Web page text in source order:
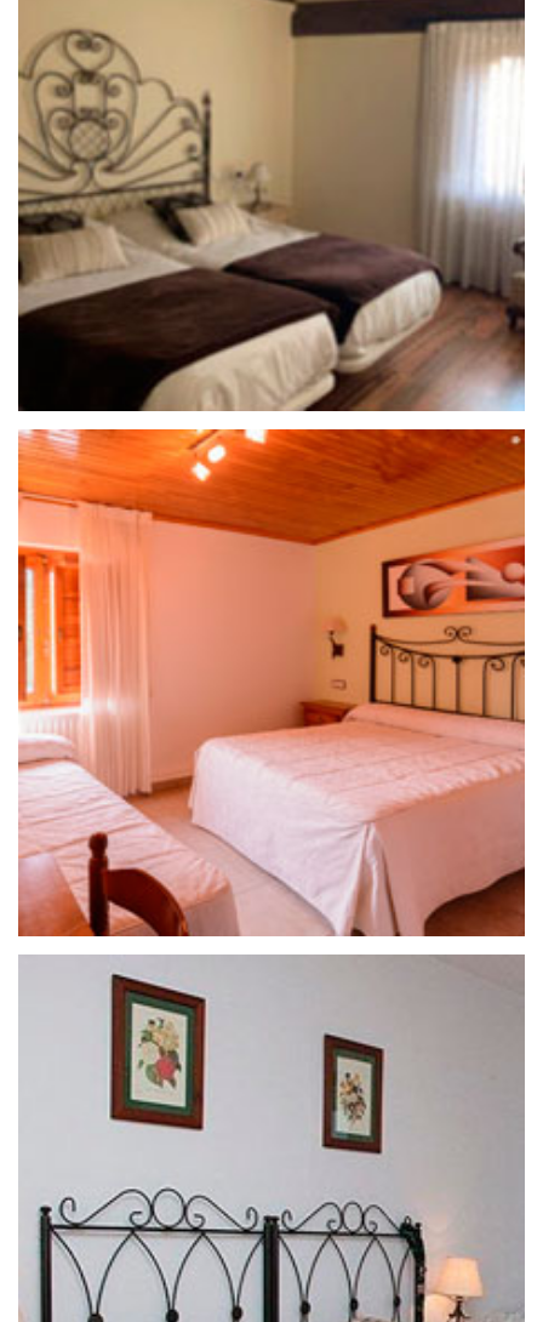
25 de septiembre de 2020
LA PIÑORRA DE VINUESA
25 de septiembre de 2020
HOSTAL VISONTIUM
HOSTAL URBIÓN